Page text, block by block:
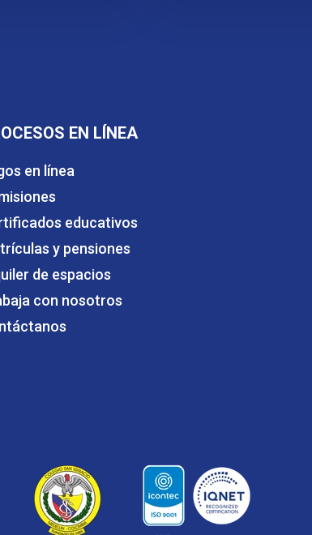
EN LÍNEA
en línea
educativos
y pensiones
de espacios
con nosotros